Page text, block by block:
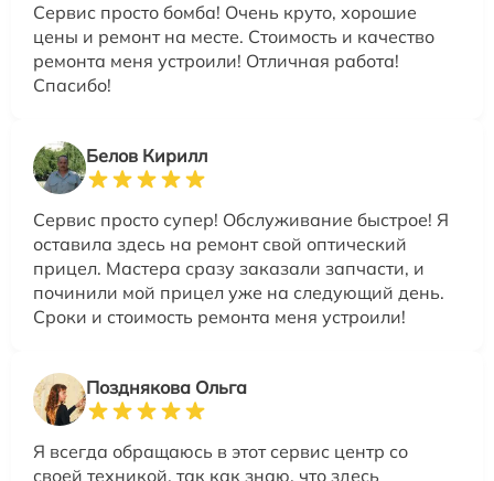
Сервис просто бомба! Очень круто, хорошие
цены и ремонт на месте. Стоимость и качество
ремонта меня устроили! Отличная работа!
Спасибо!
Белов Кирилл
Сервис просто супер! Обслуживание быстрое! Я
оставила здесь на ремонт свой оптический
прицел. Мастера сразу заказали запчасти, и
починили мой прицел уже на следующий день.
Сроки и стоимость ремонта меня устроили!
Позднякова Ольга
Я всегда обращаюсь в этот сервис центр со
своей техникой, так как знаю, что здесь